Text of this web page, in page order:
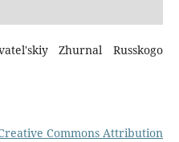
Zhurnal Russkogo
Commons Attribution